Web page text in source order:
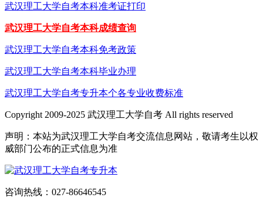
武汉理工大学自考本科准考证打印
武汉理工大学自考本科成绩查询
武汉理工大学自考本科免考政策
武汉理工大学自考本科毕业办理
武汉理工大学自考专升本个各专业收费标准
Copyright 2009-2025 武汉理工大学自考 All rights reserved
声明：本站为武汉理工大学自考交流信息网站，敬请考生以权
威部门公布的正式信息为准
咨询热线：027-86646545